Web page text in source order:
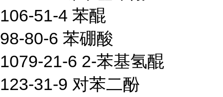
106-51-4 苯醌
98-80-6 苯硼酸
1079-21-6 2-苯基氢醌
123-31-9 对苯二酚